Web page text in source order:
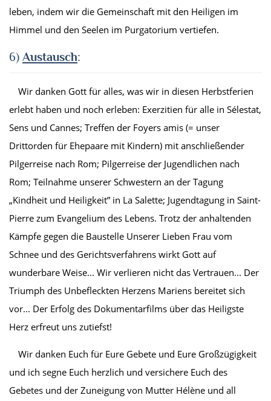
leben, indem wir die Gemeinschaft mit den Heiligen im
Himmel und den Seelen im Purgatorium vertiefen.
6) Austausch:
Wir danken Gott für alles, was wir in diesen Herbstferien
erlebt haben und noch erleben: Exerzitien für alle in Sélestat,
Sens und Cannes; Treffen der Foyers amis (= unser
Drittorden für Ehepaare mit Kindern) mit anschließender
Pilgerreise nach Rom; Pilgerreise der Jugendlichen nach
Rom; Teilnahme unserer Schwestern an der Tagung
„Kindheit und Heiligkeit” in La Salette; Jugendtagung in Saint-
Pierre zum Evangelium des Lebens. Trotz der anhaltenden
Kämpfe gegen die Baustelle Unserer Lieben Frau vom
Schnee und des Gerichtsverfahrens wirkt Gott auf
wunderbare Weise... Wir verlieren nicht das Vertrauen... Der
Triumph des Unbefleckten Herzens Mariens bereitet sich
vor... Der Erfolg des Dokumentarfilms über das Heiligste
Herz erfreut uns zutiefst!
Wir danken Euch für Eure Gebete und Eure Großzügigkeit
und ich segne Euch herzlich und versichere Euch des
Gebetes und der Zuneigung von Mutter Hélène und all